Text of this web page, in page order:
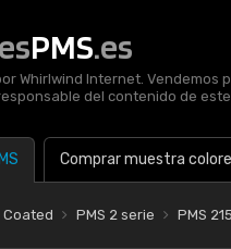
PMS.es
Whirlwind Internet. Vendemos
del contenido de
Comprar muestra
Coated PMS 2 serie PMS